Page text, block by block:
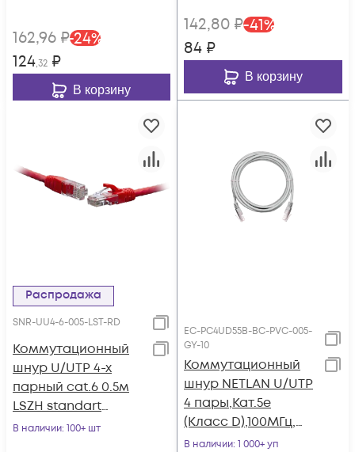
162,96 ₽-24%
124,32 ₽
В корзину
142,80 ₽-41%
84 ₽
В корзину
Распродажа
SNR-UU4-6-005-LST-RD
Коммутационный
шнур U/UTP 4-х
парный cat.6 0.5м
LSZH standart
красный
В наличии: 100+ шт
EC-PC4UD55B-BC-PVC-005-
GY-10
Коммутационный
шнур NETLAN U/UTP
4 пары,Кат.5е
(Класс D),100МГц,
2хRJ45/8P8C, T568B,
В наличии: 1 000+ уп